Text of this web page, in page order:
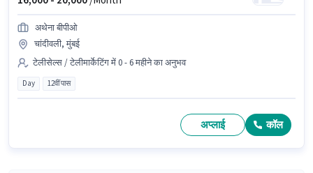
अथेना बीपीओ
चांदीवली, मुंबई
टेलीसेल्स / टेलीमार्केटिंग में 0 - 6 महीने का अनुभव
Day 12वीं पास
अप्लाई कॉल